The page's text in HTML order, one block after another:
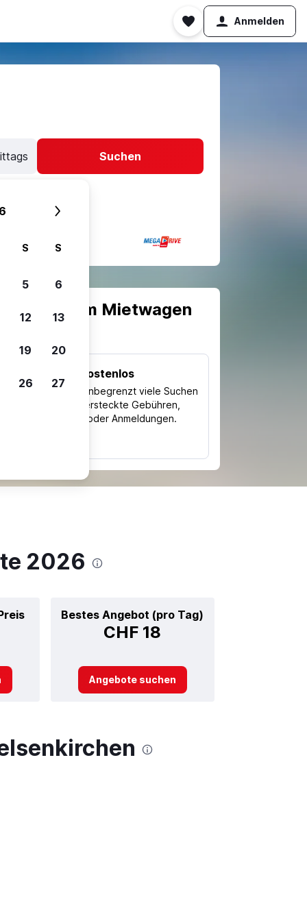
Anmelden
Suchen
um Mietwagen
Kostenlos
Nutze unbegrenzt viele Suchen
ohne versteckte Gebühren,
Kosten oder Anmeldungen.
2026
Bestes Angebot (pro Tag)
CHF 18
Angebote suchen
S S
5 6
12 13
19 20
26 27